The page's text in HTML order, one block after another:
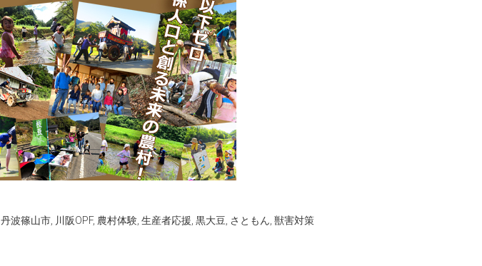
丹波篠山市, 川阪OPF, 農村体験, 生産者応援, 黒大豆, さともん, 獣害対策